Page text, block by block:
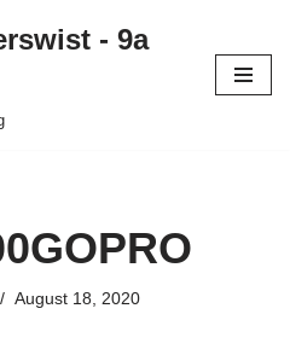
- 9a
August 18, 2020